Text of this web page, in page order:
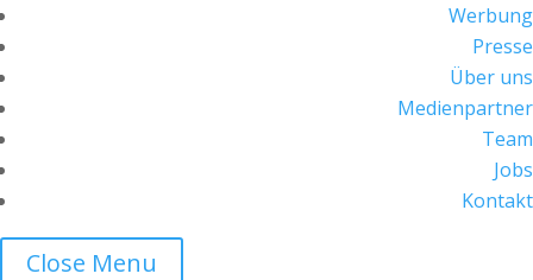
Werbung
Presse
Über uns
Medienpartner
Team
Jobs
Kontakt
Close Menu